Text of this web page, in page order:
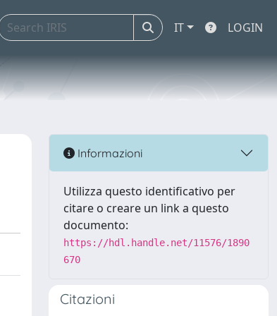
IT LOGIN
Informazioni
Utilizza questo identificativo per
citare o creare un link a questo
documento:
https://hdl.handle.net/11576/1890
670
Citazioni